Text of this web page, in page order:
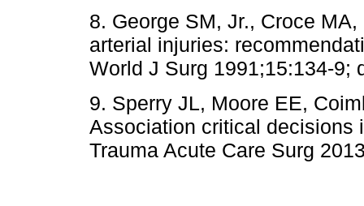
8. George SM, Jr., Croce
arterial injuries:
World J Surg
9. Sperry JL, Moore EE,
Association critical decisions
Trauma Acute Care Surg